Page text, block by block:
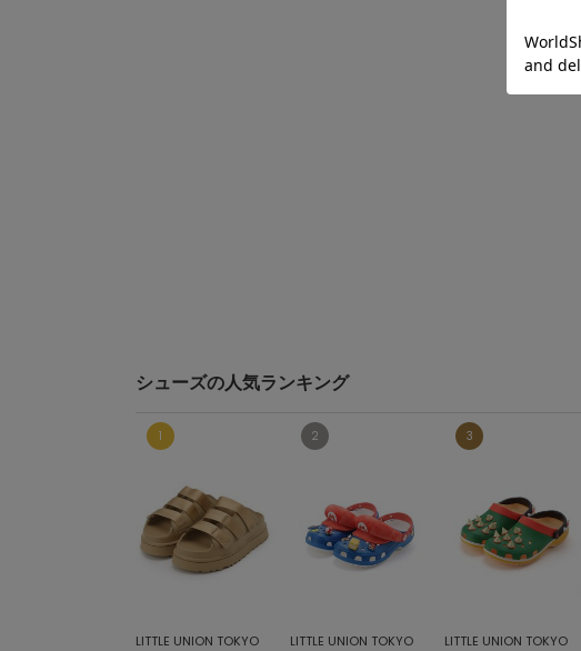
シューズの人気ランキング
LITTLE UNION TOKYO LITTLE UNION TOKYO LITTLE UNION TOKYO